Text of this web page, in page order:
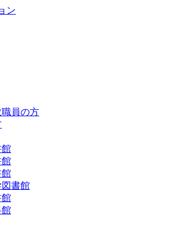
ン
員の方
館
館
館
書館
館
館